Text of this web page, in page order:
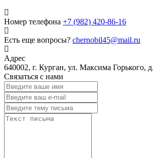
Номер телефона +7 (982) 420-86-16
Есть еще вопросы? chernobil45@mail.ru
Адрес
640002, г. Курган, ул. Максима Горького,
Связаться с нами